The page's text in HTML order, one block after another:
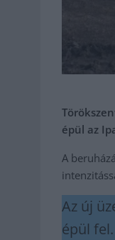
épül az
A
Az új
épül